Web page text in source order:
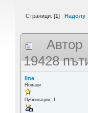
Страници: [1] Надолу
Автор
19428
line
Новаци
Публикации: 1